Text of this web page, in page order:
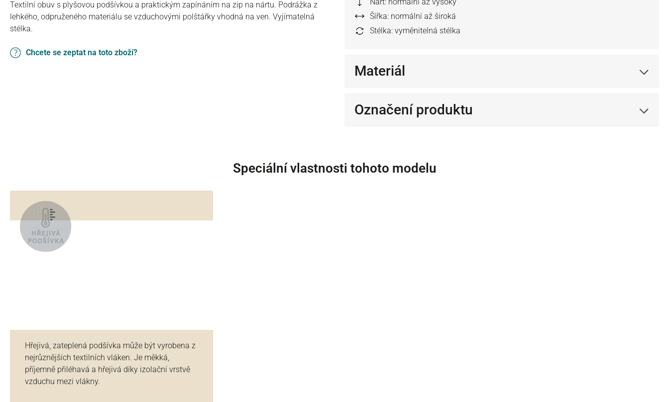
Textilní obuv s plyšovou podšívkou a praktickým zapínáním na zip na nártu. Podrážka z
lehkého, odpruženého materiálu se vzduchovými polštářky vhodná na ven. Vyjímatelná
stélka.
Chcete se zeptat na toto zboží?
Šířka: normální až široká
Stélka: vyměnitelná stélka
Materiál
Označení produktu
Speciální vlastnosti tohoto modelu
Hřejivá, zateplená podšívka může být vyrobena z
nejrůznějších textilních vláken. Je měkká,
příjemně přiléhavá a hřejivá díky izolační vrstvě
vzduchu mezi vlákny.